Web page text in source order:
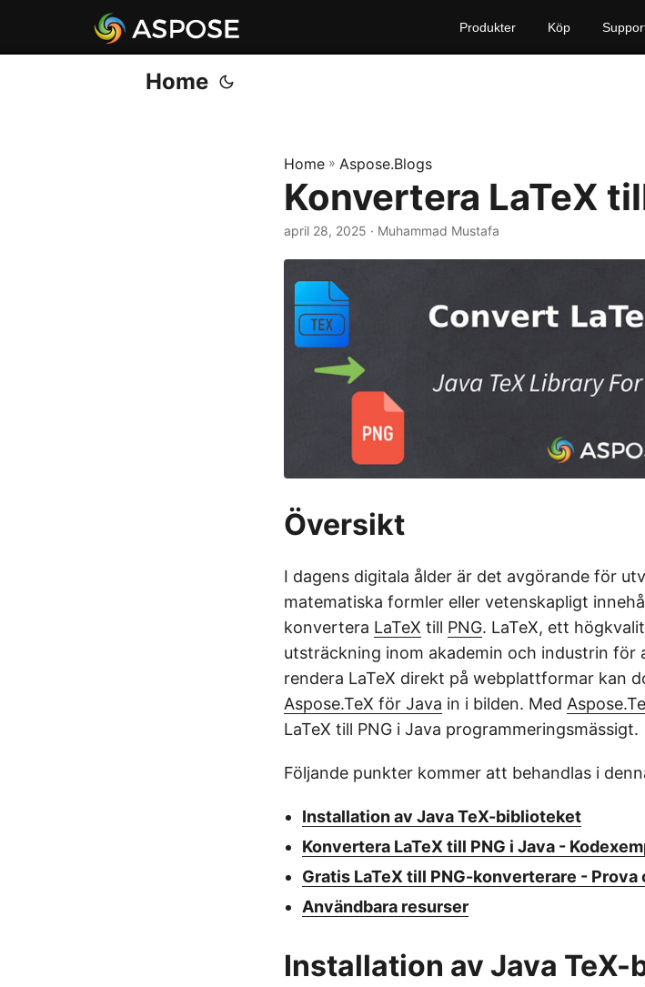
Produkter Köp
Home
Home » Aspose.Blogs
Konvertera LaTeX
april 28, 2025 · Muhammad Mustafa
Översikt
I dagens digitala ålder är det avgörande för
matematiska formler eller vetenskapligt
konvertera LaTeX till PNG. LaTeX, ett
utsträckning inom akademin och industrin för
rendera LaTeX direkt på webplattformar kan
Aspose.TeX för Java in i bilden. Med
LaTeX till PNG i Java programmeringsmässigt.
Följande punkter kommer att behandlas i
Installation av Java TeX-biblioteket
Konvertera LaTeX till PNG i Java -
Gratis LaTeX till PNG-konverterare - Prova
Användbara resurser
Installation av Java